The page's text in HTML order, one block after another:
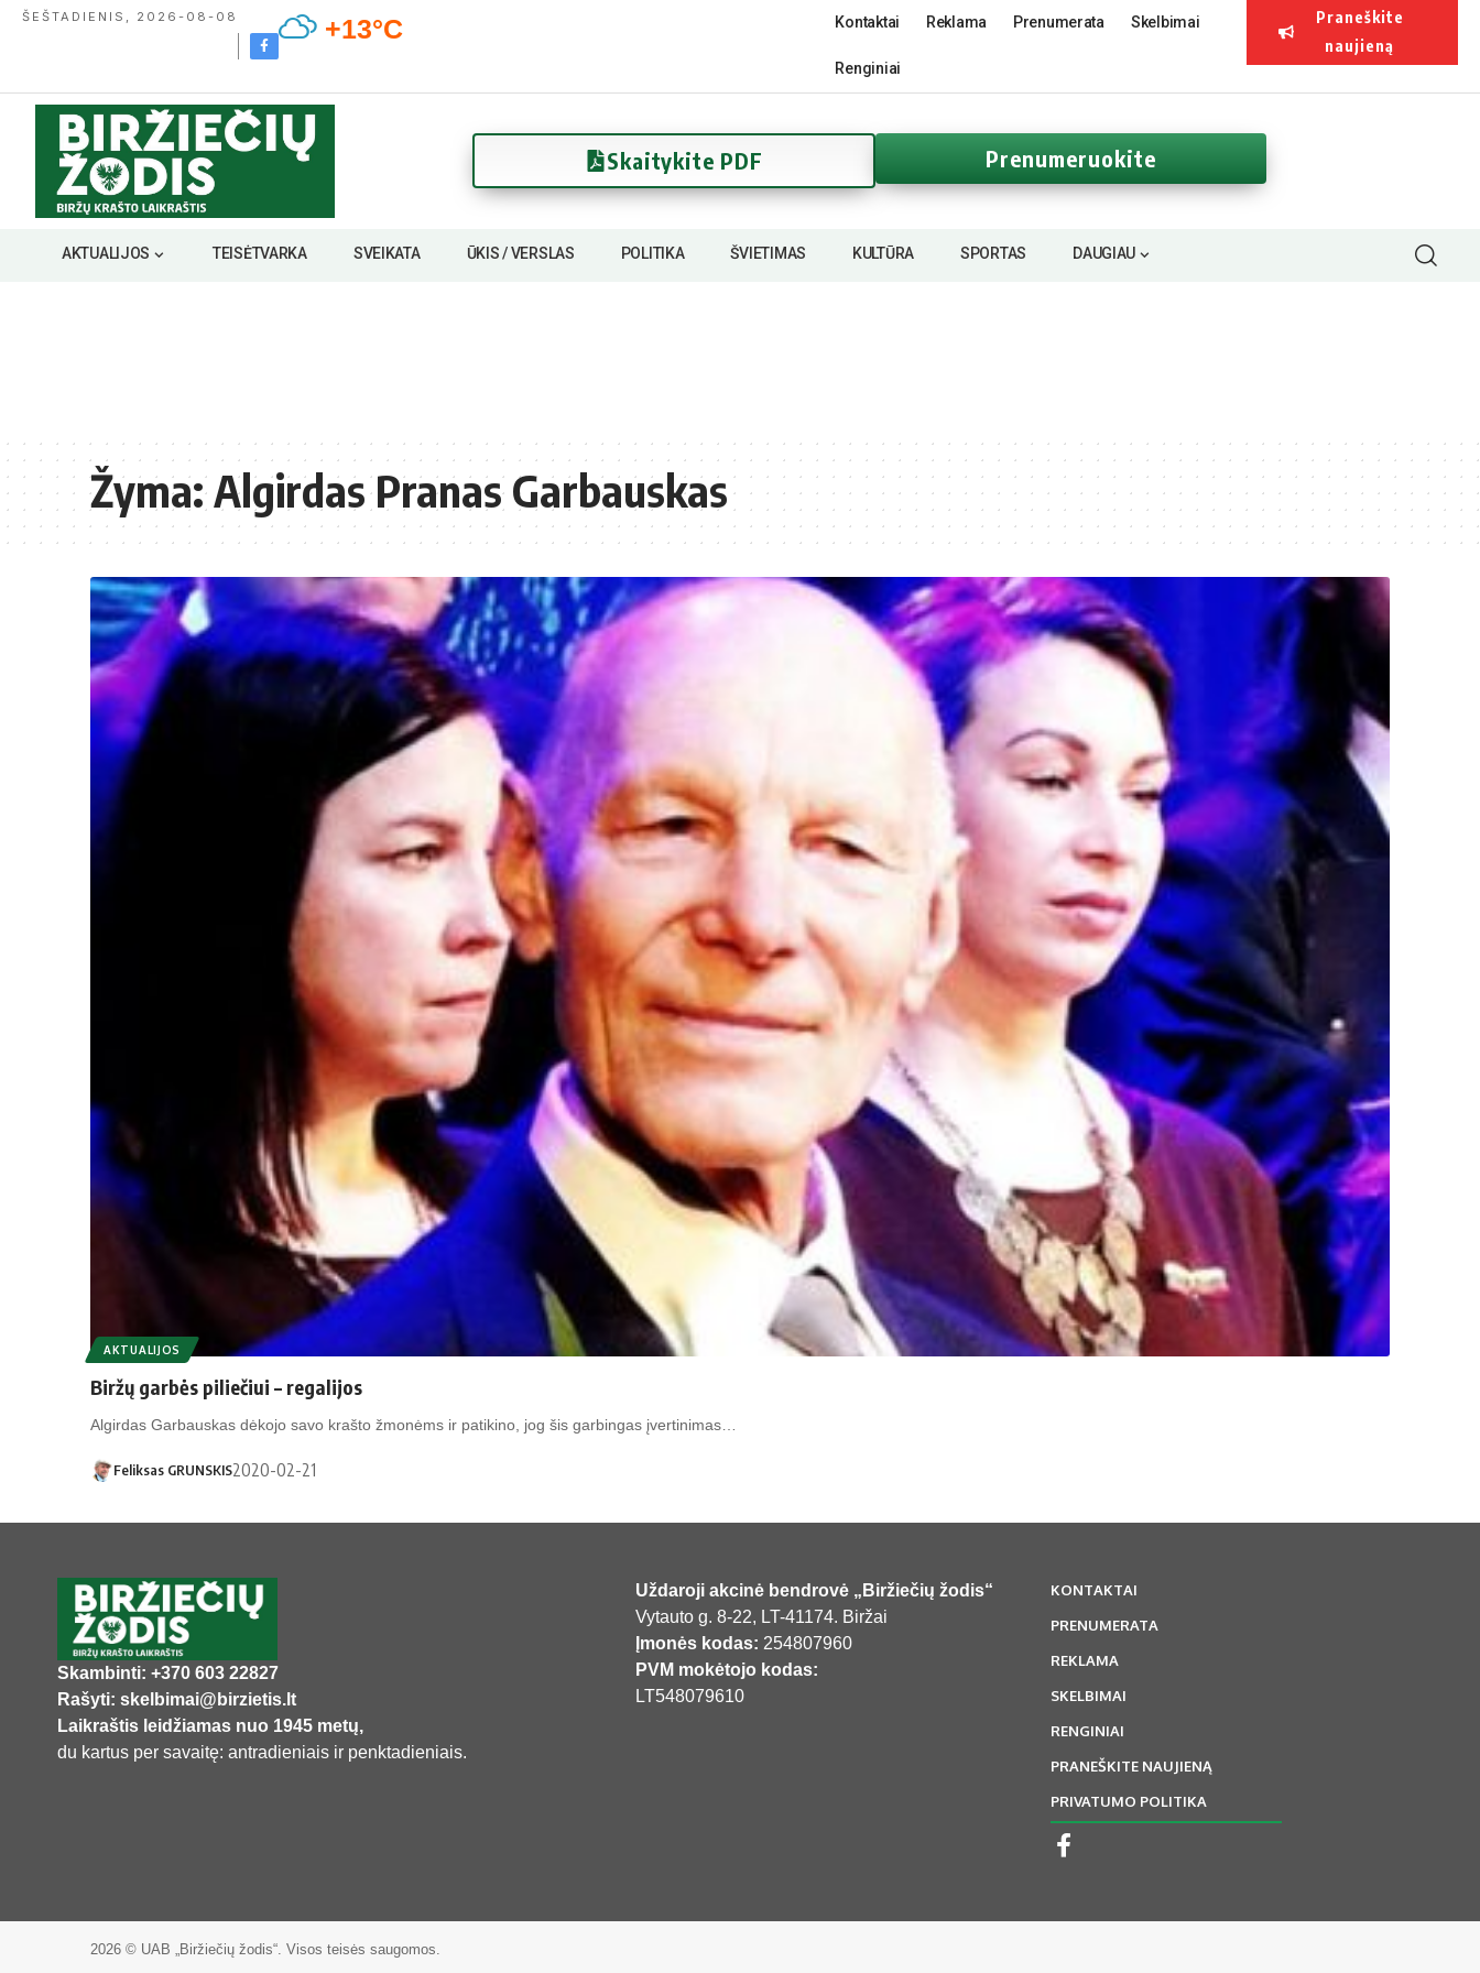
ŠEŠTADIENIS, 2026-08-08 +13°C Kontaktai Reklama Prenumerata Skelbimai
Renginiai
Praneškite
naujieną
Skaitykite PDF Prenumeruokite
AKTUALIJOS TEISĖTVARKA SVEIKATA ŪKIS / VERSLAS POLITIKA ŠVIETIMAS KULTŪRA SPORTAS DAUGIAU
Žyma:Algirdas Pranas Garbauskas
AKTUALIJOS
Biržų garbės piliečiui – regalijos
Al­gir­das Gar­baus­kas dė­ko­jo sa­vo kraš­to žmo­nėms ir pa­ti­ki­no, jog šis gar­bin­gas įver­ti­ni­mas…
Feliksas GRUNSKIS2020-02-21
Skambinti: +370 603 22827
Rašyti: skelbimai@birzietis.lt
Laikraštis leidžiamas nuo 1945 metų,
du kartus per savaitę: antradieniais ir penktadieniais.
Uždaroji akcinė bendrovė „Biržiečių žodis“
Vytauto g. 8-22, LT-41174. Biržai
Įmonės kodas: 254807960
PVM mokėtojo kodas:
LT548079610
KONTAKTAI
PRENUMERATA
REKLAMA
SKELBIMAI
RENGINIAI
PRANEŠKITE NAUJIENĄ
PRIVATUMO POLITIKA
2026 © UAB „Biržiečių žodis“. Visos teisės saugomos.